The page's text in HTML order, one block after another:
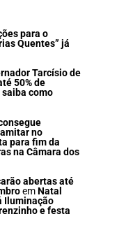
para o
Quentes” já
Tarcísio de
50% de
saiba como
no
para fim da
na Câmara dos
abertas até
emNatal
Iluminação
e festa